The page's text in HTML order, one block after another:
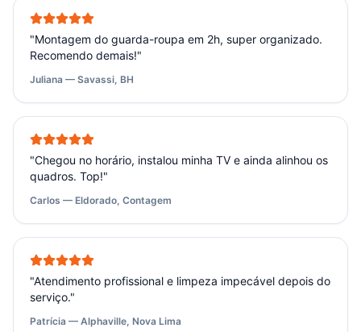
"Montagem do guarda-roupa em 2h, super organizado.
Recomendo demais!"
Juliana — Savassi, BH
"Chegou no horário, instalou minha TV e ainda alinhou os
quadros. Top!"
Carlos — Eldorado, Contagem
"Atendimento profissional e limpeza impecável depois do
serviço."
Patrícia — Alphaville, Nova Lima